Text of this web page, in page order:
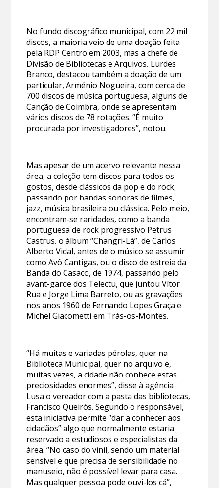
No fundo discográfico municipal, com 22 mil
discos, a maioria veio de uma doação feita
pela RDP Centro em 2003, mas a chefe de
Divisão de Bibliotecas e Arquivos, Lurdes
Branco, destacou também a doação de um
particular, Arménio Nogueira, com cerca de
700 discos de música portuguesa, alguns de
Canção de Coimbra, onde se apresentam
vários discos de 78 rotações. “É muito
procurada por investigadores”, notou.
Mas apesar de um acervo relevante nessa
área, a coleção tem discos para todos os
gostos, desde clássicos da pop e do rock,
passando por bandas sonoras de filmes,
jazz, música brasileira ou clássica. Pelo meio,
encontram-se raridades, como a banda
portuguesa de rock progressivo Petrus
Castrus, o álbum “Changri-Lá”, de Carlos
Alberto Vidal, antes de o músico se assumir
como Avô Cantigas, ou o disco de estreia da
Banda do Casaco, de 1974, passando pelo
avant-garde dos Telectu, que juntou Vítor
Rua e Jorge Lima Barreto, ou as gravações
nos anos 1960 de Fernando Lopes Graça e
Michel Giacometti em Trás-os-Montes.
“Há muitas e variadas pérolas, quer na
Biblioteca Municipal, quer no arquivo e,
muitas vezes, a cidade não conhece estas
preciosidades enormes”, disse à agência
Lusa o vereador com a pasta das bibliotecas,
Francisco Queirós. Segundo o responsável,
esta iniciativa permite “dar a conhecer aos
cidadãos” algo que normalmente estaria
reservado a estudiosos e especialistas da
área. “No caso do vinil, sendo um material
sensível e que precisa de sensibilidade no
manuseio, não é possível levar para casa.
Mas qualquer pessoa pode ouvi-los cá”,